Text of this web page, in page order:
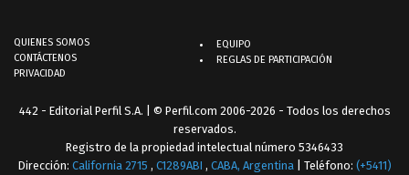
QUIENES SOMOS
CONTÁCTENOS
PRIVACIDAD
EQUIPO
REGLAS DE PARTICIPACIÓN
442 - Editorial Perfil S.A. | © Perfil.com 2006-2026 - Todos los derechos
reservados.
Registro de la propiedad intelectual número 5346433
Dirección: California 2715 , C1289ABI , CABA, Argentina | Teléfono: (+5411)